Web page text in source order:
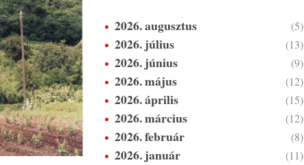
2026. augusztus (5)
2026. július (13)
2026. június (9)
2026. május (12)
2026. április (15)
2026. március (12)
2026. február (8)
2026. január (11)